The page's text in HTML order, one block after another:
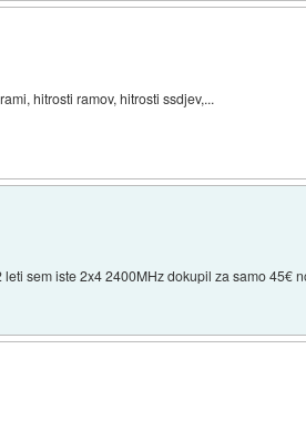
hitrosti ramov, hitrosti ssdjev,...
sem iste 2x4 2400MHz dokupil za samo 45€